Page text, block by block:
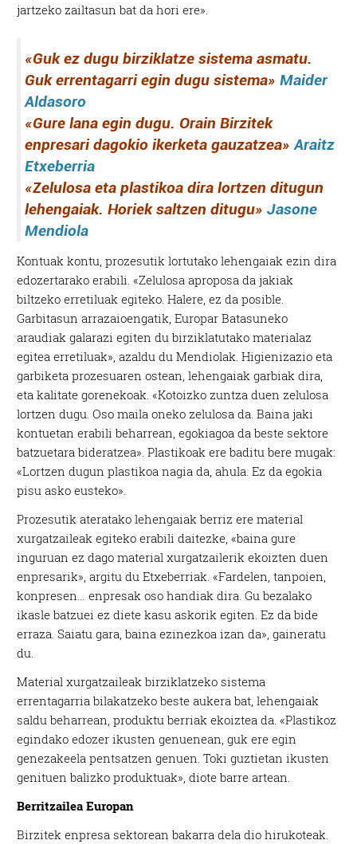
jartzeko zailtasun bat da hori ere».
«Guk ez dugu birziklatze sistema asmatu.
Guk errentagarri egin dugu sistema» Maider
Aldasoro
«Gure lana egin dugu. Orain Birzitek
enpresari dagokio ikerketa gauzatzea» Araitz
Etxeberria
«Zelulosa eta plastikoa dira lortzen ditugun
lehengaiak. Horiek saltzen ditugu» Jasone
Mendiola
Kontuak kontu, prozesutik lortutako lehengaiak ezin dira
edozertarako erabili. «Zelulosa aproposa da jakiak
biltzeko erretiluak egiteko. Halere, ez da posible.
Garbitasun arrazaioengatik, Europar Batasuneko
araudiak galarazi egiten du birziklatutako materialaz
egitea erretiluak», azaldu du Mendiolak. Higienizazio eta
garbiketa prozesuaren ostean, lehengaiak garbiak dira,
eta kalitate gorenekoak. «Kotoizko zuntza duen zelulosa
lortzen dugu. Oso maila oneko zelulosa da. Baina jaki
kontuetan erabili beharrean, egokiagoa da beste sektore
batzuetara bideratzea». Plastikoak ere baditu bere mugak:
«Lortzen dugun plastikoa nagia da, ahula. Ez da egokia
pisu asko eusteko».
Prozesutik ateratako lehengaiak berriz ere material
xurgatzaileak egiteko erabili daitezke, «baina gure
inguruan ez dago material xurgatzailerik ekoizten duen
enpresarik», argitu du Etxeberriak. «Fardelen, tanpoien,
konpresen… enpresak oso handiak dira. Gu bezalako
ikasle batzuei ez diete kasu askorik egiten. Ez da bide
erraza. Saiatu gara, baina ezinezkoa izan da», gaineratu
du.
Material xurgatzaileak birziklatzeko sistema
errentagarria bilakatzeko beste aukera bat, lehengaiak
saldu beharrean, produktu berriak ekoiztea da. «Plastikoz
egindako edozer ikusten genuenean, guk ere egin
genezakeela pentsatzen genuen. Toki guztietan ikusten
genituen balizko produktuak», diote barre artean.
Berritzailea Europan
Birzitek enpresa sektorean bakarra dela dio hirukoteak.